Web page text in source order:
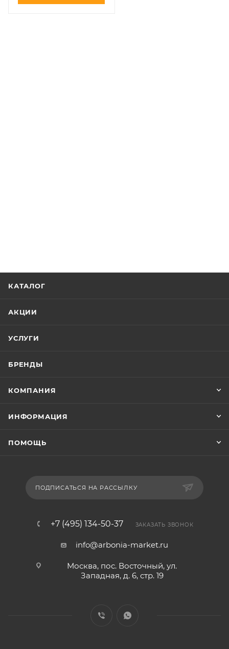
КАТАЛОГ
АКЦИИ
УСЛУГИ
БРЕНДЫ
КОМПАНИЯ
ИНФОРМАЦИЯ
ПОМОЩЬ
ПОДПИСАТЬСЯ НА РАССЫЛКУ
+7 (495) 134-50-37 ЗАКАЗАТЬ ЗВОНОК
info@arbonia-market.ru
Москва, пос. Восточный, ул.
Западная, д. 6, стр. 19